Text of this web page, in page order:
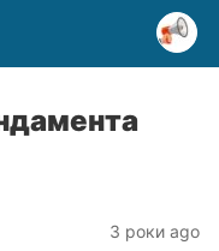
3 роки ago